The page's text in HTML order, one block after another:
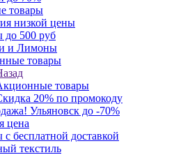
товары
низкой цены
до 500 руб
и Лимоны
товары
товары
20% по промокоду
Ульяновск до -70%
цена
с бесплатной доставкой
текстиль